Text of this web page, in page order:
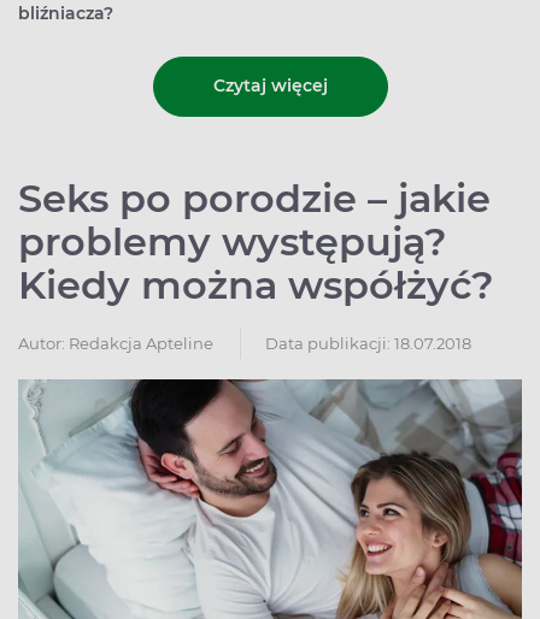
bliźniacza?
Czytaj więcej
Seks po porodzie – jakie
problemy występują?
Kiedy można współżyć?
Autor: Redakcja Apteline Data publikacji: 18.07.2018